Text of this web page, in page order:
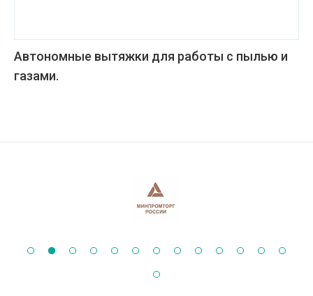
Автономные вытяжки для работы с пылью и
газами.